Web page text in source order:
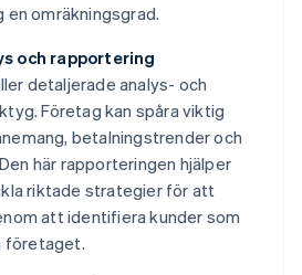
omräkningsgrad.
och rapportering
detaljerade analys- och
Företag kan spåra viktig
betalningstrender och
här rapporteringen hjälper
riktade strategier för att
att identifiera kunder som
företaget.